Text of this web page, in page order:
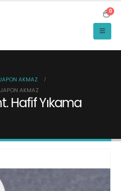
0
AKMAZ
AKMAZ
Hafif Yıkama